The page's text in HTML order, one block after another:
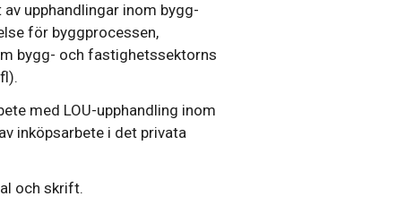
upphandlingar inom bygg-
för byggprocessen,
bygg- och fastighetssektorns
med LOU-upphandling inom
inköpsarbete i det privata
och skrift.